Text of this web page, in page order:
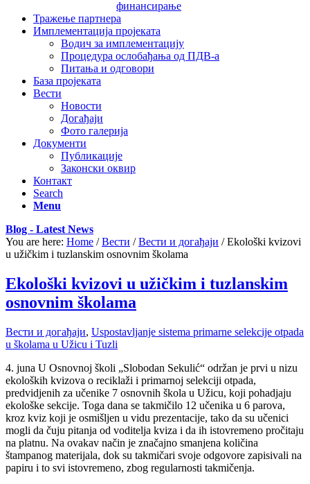
финансирање
Тражење партнера
Имплементација пројеката
Водич за имплементацију
Процедура ослобађања од ПДВ-а
Питања и одговори
База пројеката
Вести
Новости
Догађаји
Фото галерија
Документи
Публикације
Законски оквир
Контакт
Search
Menu
Blog - Latest News
You are here: Home / Вести / Вести и догађаји / Ekološki kvizovi
u užičkim i tuzlanskim osnovnim školama
Ekološki kvizovi u užičkim i tuzlanskim
osnovnim školama
Вести и догађаји, Uspostavljanje sistema primarne selekcije otpada
u školama u Užicu i Tuzli
4. juna U Osnovnoj školi „Slobodan Sekulić“ održan je prvi u nizu
ekoloških kvizova o reciklaži i primarnoj selekciji otpada,
predvidjenih za učenike 7 osnovnih škola u Užicu, koji pohadjaju
ekološke sekcije. Toga dana se takmičilo 12 učenika u 6 parova,
kroz kviz koji je osmišljen u vidu prezentacije, tako da su učenici
mogli da čuju pitanja od voditelja kviza i da ih istovremeno pročitaju
na platnu. Na ovakav način je značajno smanjena količina
štampanog materijala, dok su takmičari svoje odgovore zapisivali na
papiru i to svi istovremeno, zbog regularnosti takmičenja.